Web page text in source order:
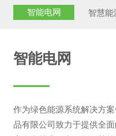
智能电网 智慧能
智能电网
作为绿色能源系统解决方
品有限公司致力于提供全